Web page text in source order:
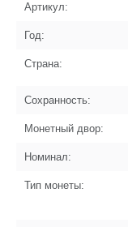
Артикул:
Год:
Страна:
Сохранность:
Монетный двор:
Номинал:
Тип монеты: